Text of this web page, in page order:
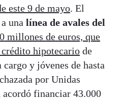
este 9 de mayo. El
una línea de avales del
millones de euros, que
hipotecario de
y jóvenes de hasta
por Unidas
financiar 43.000